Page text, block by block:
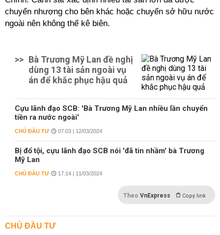
chuyển nhượng cho bên khác hoặc chuyển sở hữu nước
ngoài nên không thể kê biên.
>> Bà Trương Mỹ Lan đề nghị
dùng 13 tài sản ngoài vụ
án để khắc phục hậu quả
Cựu lãnh đạo SCB: 'Bà Trương Mỹ Lan nhiều lần chuyển
tiền ra nước ngoài'
CHỦ ĐẦU TƯ 07:03 | 12/03/2024
Bị đổ tội, cựu lãnh đạo SCB nói 'đã tin nhầm' bà Trương
Mỹ Lan
CHỦ ĐẦU TƯ 17:14 | 11/03/2024
Theo VnExpress Copy link
CHỦ ĐẦU TƯ